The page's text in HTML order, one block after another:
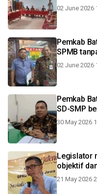
02 June 2026
Pemkab
SPMB
02 June 2026
Pemkab
SD-SMP
30 May 2026
Legislator
objektif
21 May 2026